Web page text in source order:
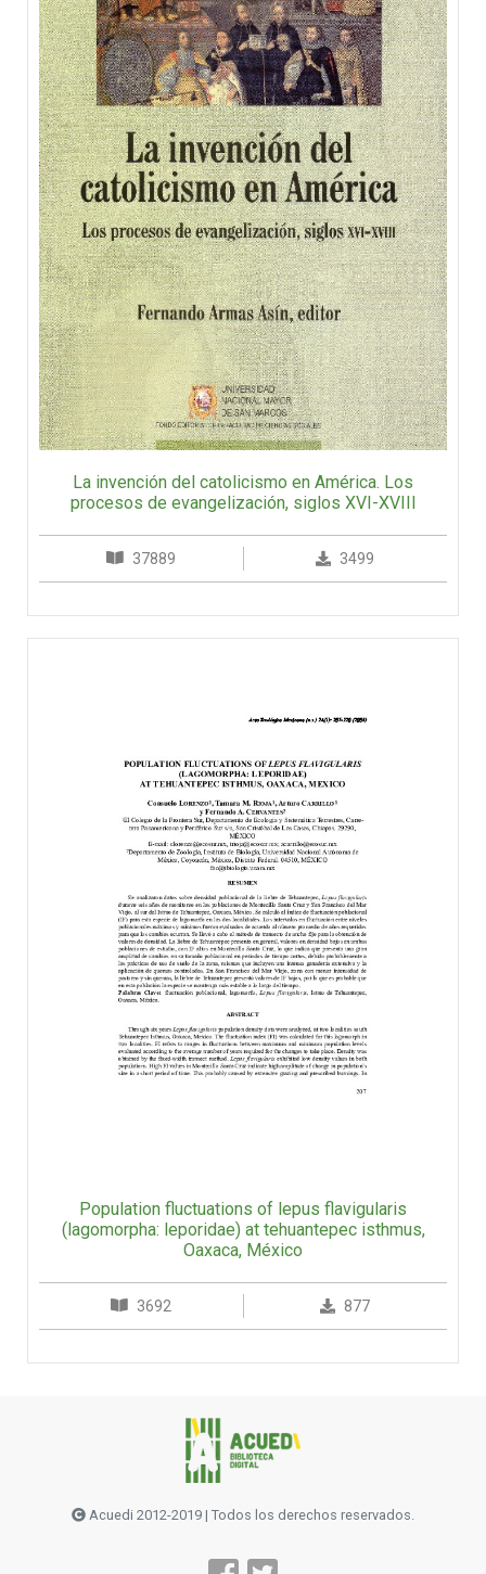
La invención del catolicismo en América. Los
procesos de evangelización, siglos XVI-XVIII
37889 3499
Population fluctuations of lepus flavigularis
(lagomorpha: leporidae) at tehuantepec isthmus,
Oaxaca, México
3692 877
Acuedi 2012-2019 | Todos los derechos reservados.